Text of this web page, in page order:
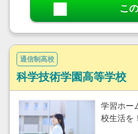
こ
通信制高校
科学技術学園高等学校
学習ホー
校生活を！